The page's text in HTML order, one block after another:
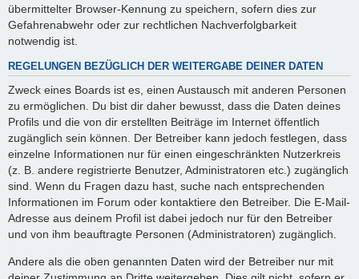
übermittelter Browser-Kennung zu speichern, sofern dies zur
Gefahrenabwehr oder zur rechtlichen Nachverfolgbarkeit
notwendig ist.
REGELUNGEN BEZÜGLICH DER WEITERGABE DEINER DATEN
Zweck eines Boards ist es, einen Austausch mit anderen Personen
zu ermöglichen. Du bist dir daher bewusst, dass die Daten deines
Profils und die von dir erstellten Beiträge im Internet öffentlich
zugänglich sein können. Der Betreiber kann jedoch festlegen, dass
einzelne Informationen nur für einen eingeschränkten Nutzerkreis
(z. B. andere registrierte Benutzer, Administratoren etc.) zugänglich
sind. Wenn du Fragen dazu hast, suche nach entsprechenden
Informationen im Forum oder kontaktiere den Betreiber. Die E-Mail-
Adresse aus deinem Profil ist dabei jedoch nur für den Betreiber
und von ihm beauftragte Personen (Administratoren) zugänglich.
Andere als die oben genannten Daten wird der Betreiber nur mit